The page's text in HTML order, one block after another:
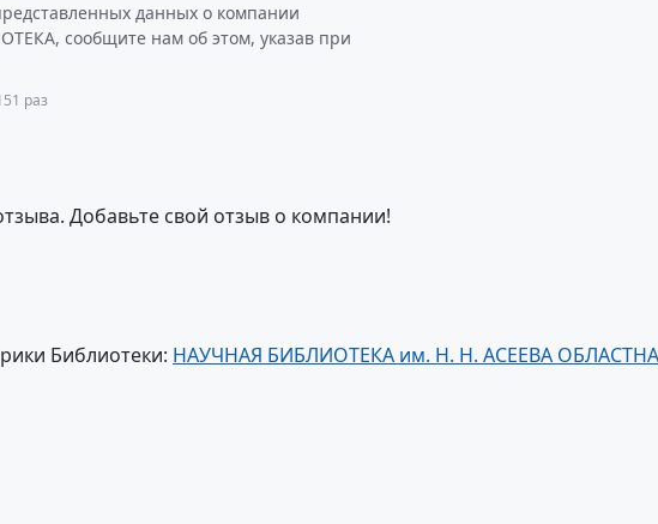
данных о компании
сообщите нам об этом, указав при
раз
Добавьте свой отзыв о компании!
Библиотеки: НАУЧНАЯ БИБЛИОТЕКА им. Н. Н. АСЕЕВА